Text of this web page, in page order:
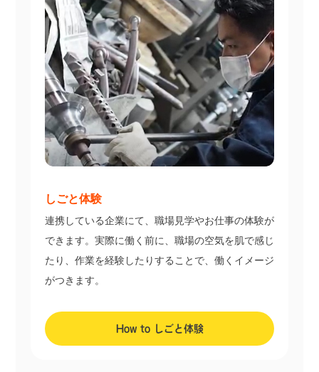
しごと体験
連携している企業にて、職場見学やお仕事の体験が
できます。実際に働く前に、職場の空気を肌で感じ
たり、作業を経験したりすることで、働くイメージ
がつきます。
How to しごと体験